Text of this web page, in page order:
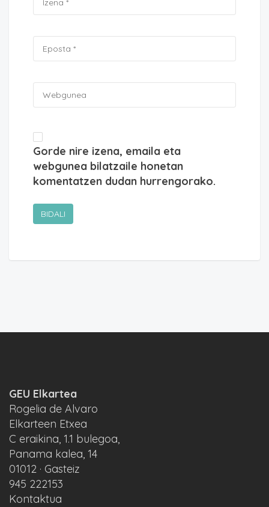
Gorde nire izena, emaila eta
webgunea bilatzaile honetan
komentatzen dudan hurrengorako.
GEU Elkartea
Rogelia de Alvaro
Elkarteen Etxea
C eraikina, 1.1 bulegoa,
Panama kalea, 14
01012 · Gasteiz
945 222153
Kontaktua